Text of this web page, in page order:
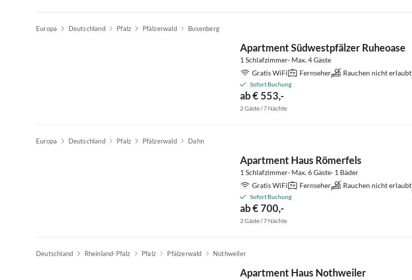
Europa Deutschland Pfalz Pfälzerwald Busenberg
Apartment Südwestpfälzer Ruheoase
1 Schlafzimmer· Max. 4 Gäste
Gratis WiFi
Fernseher Rauchen nicht erlaubt
Sofort Buchung
ab € 553,-
2 Gäste / 7 Nächte
Europa Deutschland Pfalz Pfälzerwald Dahn
Apartment Haus Römerfels
1 Schlafzimmer· Max. 6 Gäste· 1 Bäder
Gratis WiFi
Fernseher Rauchen nicht erlaubt
Sofort Buchung
ab € 700,-
2 Gäste / 7 Nächte
Deutschland Rheinland-Pfalz Pfalz Pfälzerwald Nothweiler
Apartment Haus Nothweiler